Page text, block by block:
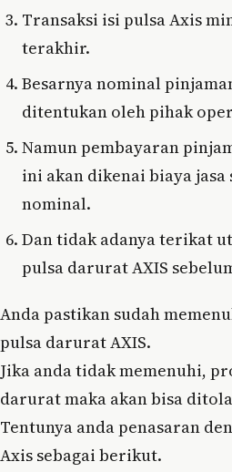
Transaksi isi pulsa Axis
terakhir.
Besarnya nominal
ditentukan oleh pihak
Namun pembayaran
ini akan dikenai biaya jasa
nominal.
Dan tidak adanya terikat
pulsa darurat AXIS
Anda pastikan sudah
pulsa darurat AXIS.
Jika anda tidak memenuhi,
darurat maka akan bisa
Tentunya anda penasaran
Axis sebagai berikut.